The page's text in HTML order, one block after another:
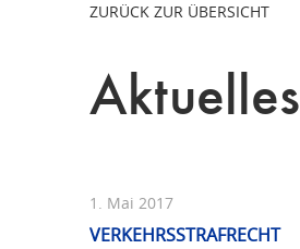
ZURÜCK ZUR ÜBERSICHT
Aktuelles
1. Mai 2017
VERKEHRSSTRAFRECHT